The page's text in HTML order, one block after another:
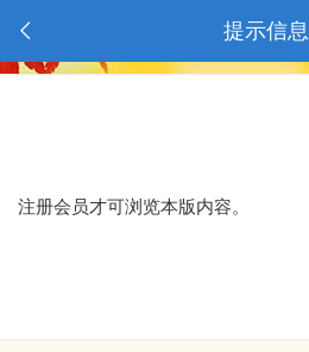
提示信息
注册会员才可浏览本版内容。